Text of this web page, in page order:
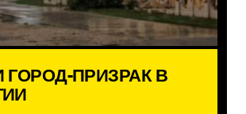
ГОРОД-ПРИЗРАК В